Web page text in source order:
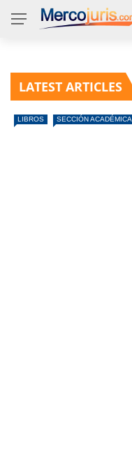
LATEST ARTICLES
LIBROS SECCIÓN ACADÉMICA